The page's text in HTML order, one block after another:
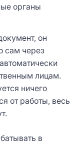
органы
он
сам через
лицам.
ничего
от работы, весь
в